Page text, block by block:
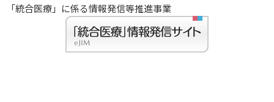
「統合医療」に係る情報発信等推進事業